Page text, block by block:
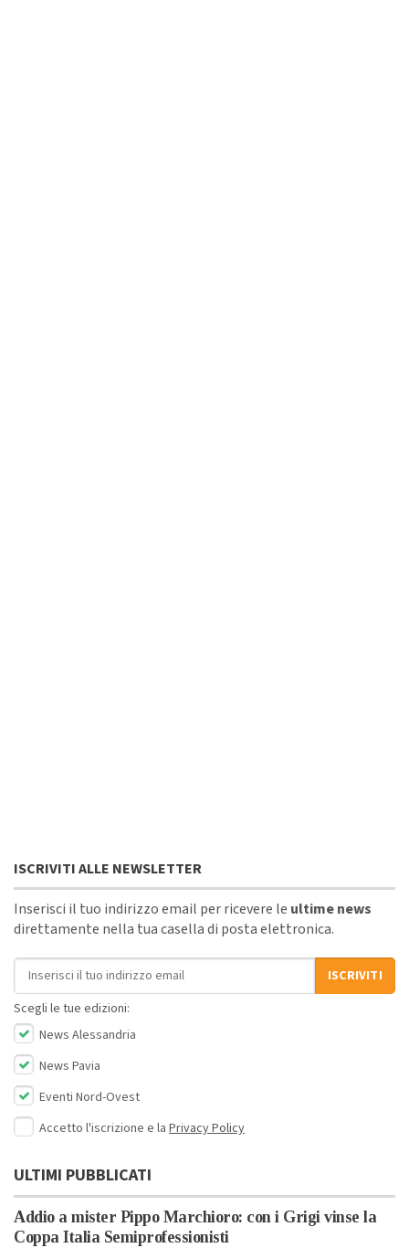
ISCRIVITI ALLE NEWSLETTER
Inserisci il tuo indirizzo email per ricevere le ultime news
direttamente nella tua casella di posta elettronica.
Indirizzo email
ISCRIVITI
Scegli le tue edizioni:
News Alessandria
News Pavia
Eventi Nord-Ovest
Accetto l'iscrizione e la Privacy Policy
ULTIMI PUBBLICATI
Addio a mister Pippo Marchioro: con i Grigi vinse la
Coppa Italia Semiprofessionisti